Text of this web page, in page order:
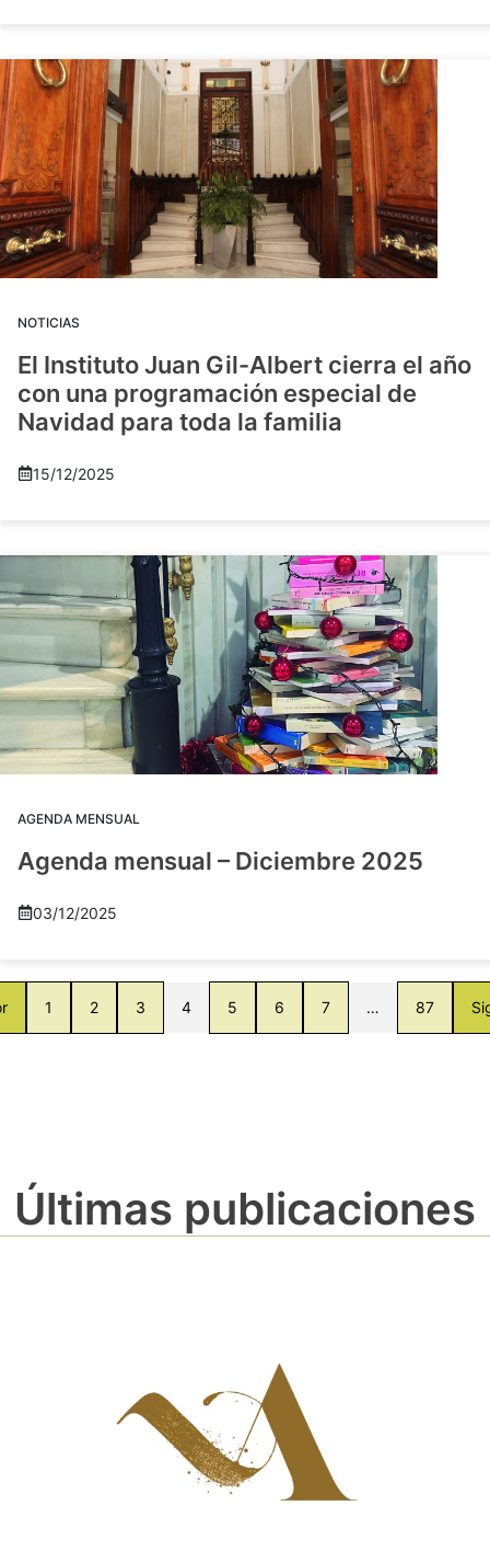
NOTICIAS
El Instituto Juan Gil-Albert cierra el año
con una programación especial de
Navidad para toda la familia
15/12/2025
AGENDA MENSUAL
Agenda mensual – Diciembre 2025
03/12/2025
1 2 3 4 5 6 7 … 87
Últimas publicaciones